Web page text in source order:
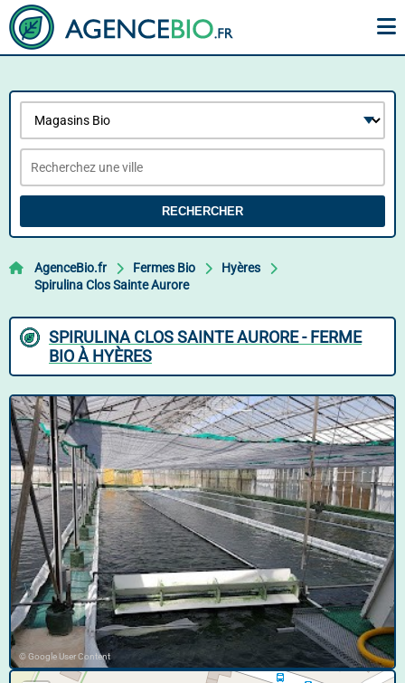
RECHERCHER
AgenceBio.fr Fermes Bio
Hyères
Spirulina Clos Sainte Aurore
SPIRULINA CLOS SAINTE AURORE - FERME
BIO À HYÈRES
© Google User Content